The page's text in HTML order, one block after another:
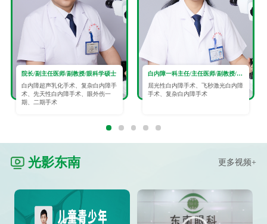
院长/副主任医师/副教授/眼科学硕士
白内障超声乳化手术、复杂白内障手
术、先天性白内障手术、眼外伤一
期、二期手术
白内障一科主任/主任医师/副教授/眼科学硕士
屈光性白内障手术、飞秒激光白内障
手术、复杂白内障手术
光影东南 更多视频+